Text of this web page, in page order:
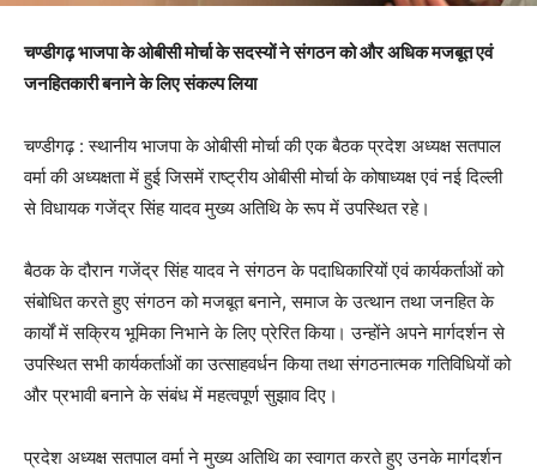
चण्डीगढ़ भाजपा के ओबीसी मोर्चा के सदस्यों ने संगठन को और अधिक मजबूत एवं
जनहितकारी बनाने के लिए संकल्प लिया
चण्डीगढ़ : स्थानीय भाजपा के ओबीसी मोर्चा की एक बैठक प्रदेश अध्यक्ष सतपाल
वर्मा की अध्यक्षता में हुई जिसमें राष्ट्रीय ओबीसी मोर्चा के कोषाध्यक्ष एवं नई दिल्ली
से विधायक गजेंद्र सिंह यादव मुख्य अतिथि के रूप में उपस्थित रहे।
बैठक के दौरान गजेंद्र सिंह यादव ने संगठन के पदाधिकारियों एवं कार्यकर्ताओं को
संबोधित करते हुए संगठन को मजबूत बनाने, समाज के उत्थान तथा जनहित के
कार्यों में सक्रिय भूमिका निभाने के लिए प्रेरित किया। उन्होंने अपने मार्गदर्शन से
उपस्थित सभी कार्यकर्ताओं का उत्साहवर्धन किया तथा संगठनात्मक गतिविधियों को
और प्रभावी बनाने के संबंध में महत्वपूर्ण सुझाव दिए।
प्रदेश अध्यक्ष सतपाल वर्मा ने मुख्य अतिथि का स्वागत करते हुए उनके मार्गदर्शन